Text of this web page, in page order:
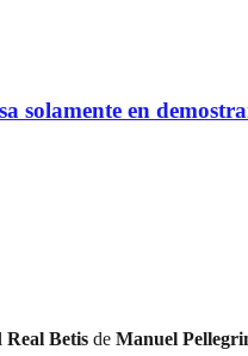
solamente en
Real Betis de Manuel